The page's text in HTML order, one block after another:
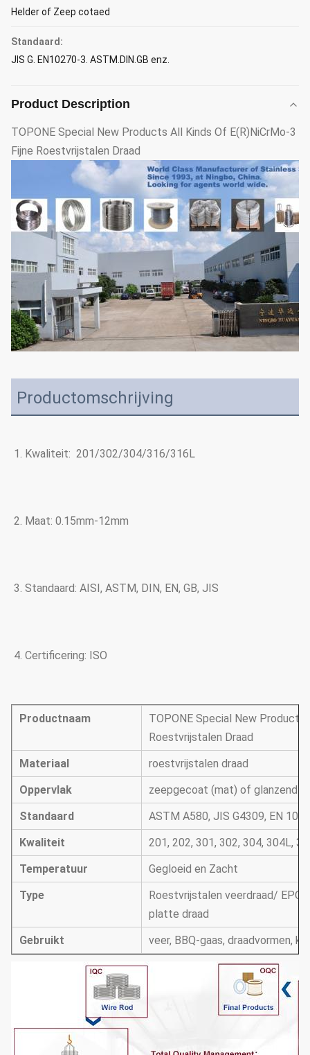
Helder of Zeep cotaed
Standaard:
JIS G. EN10270-3. ASTM.DIN.GB enz.
Product Description
TOPONE Special New Products All Kinds Of E(R)NiCrMo-3
Fijne Roestvrijstalen Draad
Productomschrijving
1. Kwaliteit: 201/302/304/316/316L
2. Maat: 0. 15mm-12mm
3. Standaard: AISI, ASTM, DIN, EN, GB, JIS
4. Certificering: ISO
Productnaam
TOPONE Special New Products
Roestvrijstalen Draad
Materiaal
roestvrijstalen draad
Oppervlak
zeepgecoat (mat) of glanzend
Standaard
ASTM A580, JIS G4309, EN
Kwaliteit
201, 202, 301, 302, 304, 304L,
Temperatuur
Gegloeid en Zacht
Type
Roestvrijstalen veerdraad/
platte draad
Gebruikt
veer, BBQ-gaas, draadvormen,